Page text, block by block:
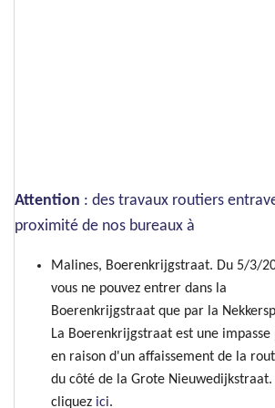
Attention : des travaux routiers
proximité de nos bureaux à
Malines, Boerenkrijgstraat. Du 5/3/
vous ne pouvez entrer dans la
Boerenkrijgstraat que par la
La Boerenkrijgstraat est une
en raison d'un affaissement de la
du côté de la Grote Nieuwedijkstraat.
cliquez ici.